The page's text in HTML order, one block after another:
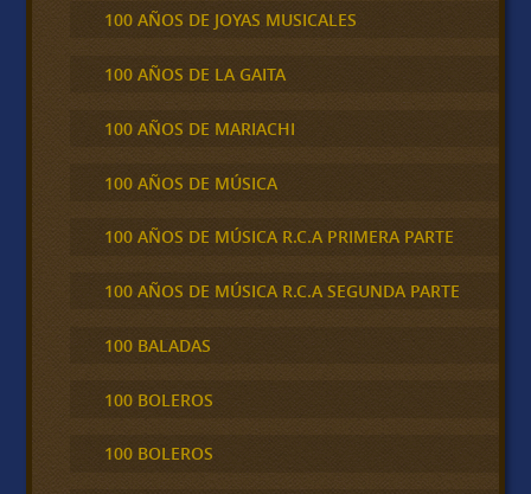
100 AÑOS DE JOYAS MUSICALES
100 AÑOS DE LA GAITA
100 AÑOS DE MARIACHI
100 AÑOS DE MÚSICA
100 AÑOS DE MÚSICA R.C.A PRIMERA PARTE
100 AÑOS DE MÚSICA R.C.A SEGUNDA PARTE
100 BALADAS
100 BOLEROS
100 BOLEROS